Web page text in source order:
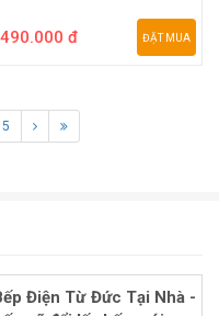
đ ĐẶT MUA
5
Điện Từ Đức Tại Nhà -